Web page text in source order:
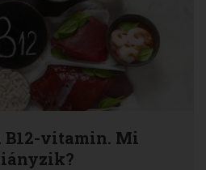
B12-vitamin. Mi